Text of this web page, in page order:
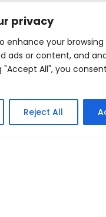
privacy
enhance your
ads or content, and
"Accept All", you
Reject All
HV-A, All Right